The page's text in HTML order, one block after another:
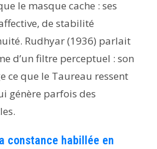
le masque cache : ses
de stabilité
Rudhyar (1936) parlait
d’un filtre perceptuel : son
ce que le Taureau ressent
génère parfois des
constance habillée en